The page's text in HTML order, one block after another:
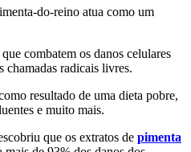
do-reino atua como um
combatem os danos celulares
​​chamadas radicais livres.
resultado de uma dieta pobre,
e muito mais.
que os extratos de pimenta